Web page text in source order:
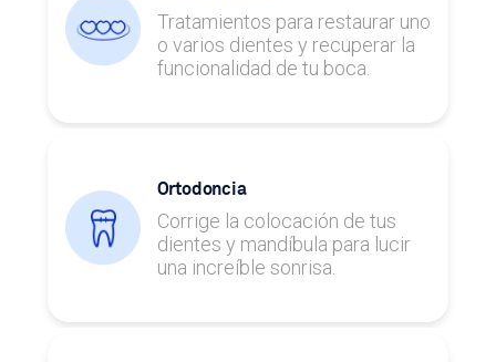
Tratamientos para restaurar uno
o varios dientes y recuperar la
funcionalidad de tu boca.
Ortodoncia
Corrige la colocación de tus
dientes y mandíbula para lucir
una increíble sonrisa.